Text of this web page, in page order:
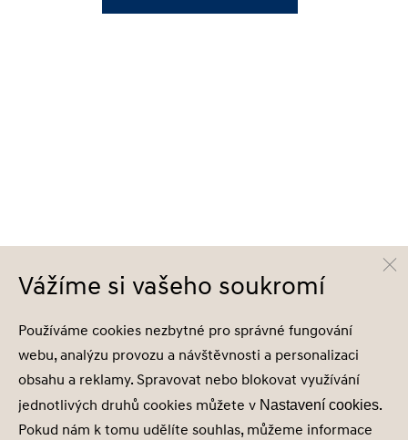
Vážíme si vašeho soukromí
Používáme cookies nezbytné pro správné fungování
webu, analýzu provozu a návštěvnosti a personalizaci
obsahu a reklamy. Spravovat nebo blokovat využívání
jednotlivých druhů cookies můžete v Nastavení cookies.
Pokud nám k tomu udělíte souhlas, můžeme informace